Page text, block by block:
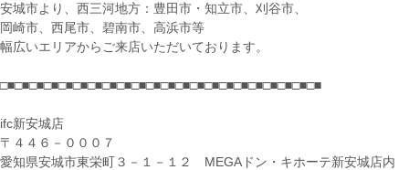
安城市より、西三河地方：豊田市・知立市、刈谷市、
岡崎市、西尾市、碧南市、高浜市等
幅広いエリアからご来店いただいております。
□■□■□■□■□■□■□■□■□■□■□■□■□■□■□■□■□■□■□■□■□■□■
ifc新安城店
〒４４６－０００７
愛知県安城市東栄町３－１－１２ MEGAドン・キホーテ新安城店内